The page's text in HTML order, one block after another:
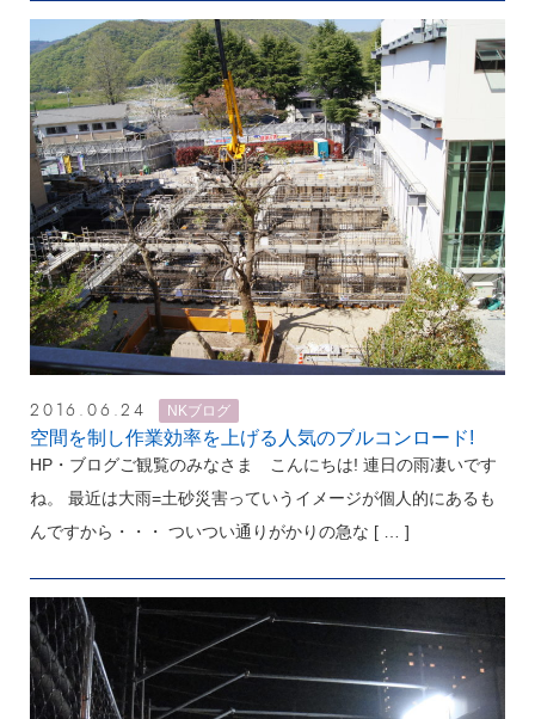
2016.06.24 NKブログ
空間を制し作業効率を上げる人気のブルコンロード!
HP・ブログご観覧のみなさま こんにちは! 連日の雨凄いです
ね。 最近は大雨=土砂災害っていうイメージが個人的にあるも
んですから・・・ ついつい通りがかりの急な [ … ]